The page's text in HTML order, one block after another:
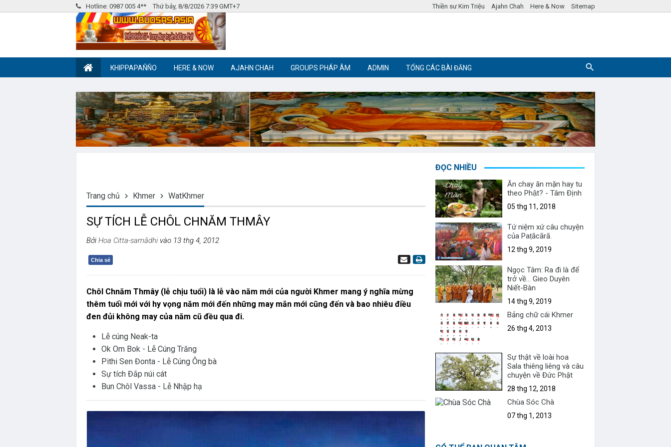
Hotline: 0987 005 4** Thứ bảy, 8/8/2026 7:39 GMT+7 Thiền sư Kim Triệu Ajahn Chah Here & Now Sitemap
Thiền Phật giáo
KHIPPAPAÑÑO HERE & NOW AJAHN CHAH GROUPS PHÁP ÂM ADMIN TỔNG CÁC BÀI ĐĂNG
Trang chủ Khmer WatKhmer
SỰ TÍCH LỄ CHÔL CHNĂM THMÂY
Bởi Hoa Citta-samādhi vào 13 thg 4, 2012
Chia sẻ
Chôl Chnăm Thmây (lễ chịu tuổi) là lễ vào năm mới của người Khmer mang ý nghĩa mừng
thêm tuổi mới với hy vọng năm mới đến những may mắn mới cũng đến và bao nhiêu điều
đen đủi không may của năm cũ đều qua đi.
Lễ cúng Neak-ta
Ok Om Bok - Lễ Cúng Trăng
Pithi Sen Đonta - Lễ Cúng Ông bà
Sự tích Đắp núi cát
Bun Chôl Vassa - Lễ Nhập hạ
ĐỌC NHIỀU
Ăn chay ăn mặn hay tu
theo Phật? - Tâm Định
05 thg 11, 2018
Tứ niệm xứ câu chuyện
của Paṭācārā.
12 thg 9, 2019
Ngọc Tâm: Ra đi là để
trở về... Gieo Duyên
Niết-Bàn
14 thg 9, 2019
Bảng chữ cái Khmer
26 thg 4, 2013
Sự thật về loài hoa
Sala thiêng liêng và câu
chuyện về Đức Phật
28 thg 12, 2018
Chùa Sóc Chà
07 thg 1, 2013